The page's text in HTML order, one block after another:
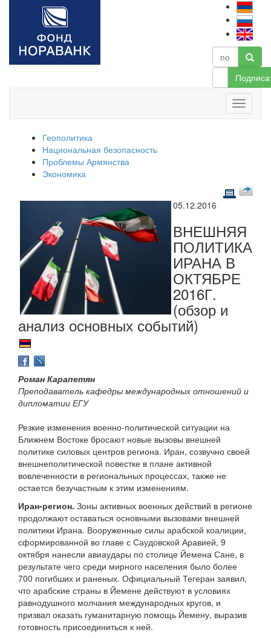
Геополитика
Национальная безопасность
Проблемы Армянства
Экономика
05.12.2016
ВНЕШНЯЯ
ПОЛИТИКА
ИРАНА В
ОКТЯБРЕ
2016Г.
(обзор и
анализ основных событий)
Роман Карапетян
Преподаватель кафедры международных отношений и
дипломатии ЕГУ
Резкие изменения военно-политической ситуации на
Ближнем Востоке бросают новые вызовы внешней
политике силовых центров региона. Иран, созвучно своей
внешнеполитической повестке в плане активной
вовлеченности в региональных процессах, также не
остается безучастным к этим изменениям.
Иран-регион. Зоны активных военных действий в регионе
продолжают оставаться основными вызовами внешней
политики Ирана. Вооруженные силы арабской коалиции,
сформированной во главе с Саудовской Аравией, 9
октября нанесли авиаудары по столице Йемена Сане, в
результате чего среди мирного населения было более
700 погибших и раненых. Официальный Тегеран заявил,
что арабские страны в Йемене действуют в условиях
равнодушного молчания международных кругов, и
призвал оказать гуманитарную помощь Йемену, выразив
готовность присоединиться к ней.